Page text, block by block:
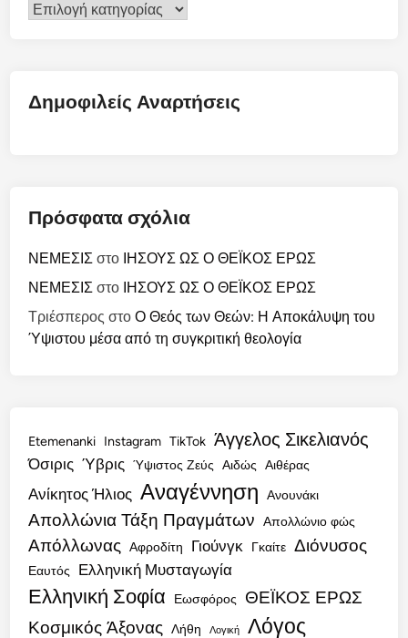
Kατηγορίες
Δημοφιλείς Αναρτήσεις
Πρόσφατα σχόλια
ΝΕΜΕΣΙΣ στο ΙΗΣΟΥΣ ΩΣ Ο ΘΕΪΚΟΣ ΕΡΩΣ
ΝΕΜΕΣΙΣ στο ΙΗΣΟΥΣ ΩΣ Ο ΘΕΪΚΟΣ ΕΡΩΣ
Τριέσπερος στοΟ Θεός των Θεών: Η Αποκάλυψη του
Ύψιστου μέσα από τη συγκριτική θεολογία
Etemenanki Instagram TikTok Άγγελος Σικελιανός
Όσιρις Ύβρις Ύψιστος Ζεύς Αιδώς Αιθέρας
Ανίκητος Ήλιος Αναγέννηση Ανουνάκι
Απολλώνια Τάξη Πραγμάτων Απολλώνιο φώς
Απόλλωνας Αφροδίτη Γιούνγκ Γκαίτε Διόνυσος
Εαυτός Ελληνική Μυσταγωγία
Ελληνική Σοφία Εωσφόρος
ΘΕΪΚΟΣ ΕΡΩΣ
Κοσμικός Άξονας Λήθη Λογική Λόγος